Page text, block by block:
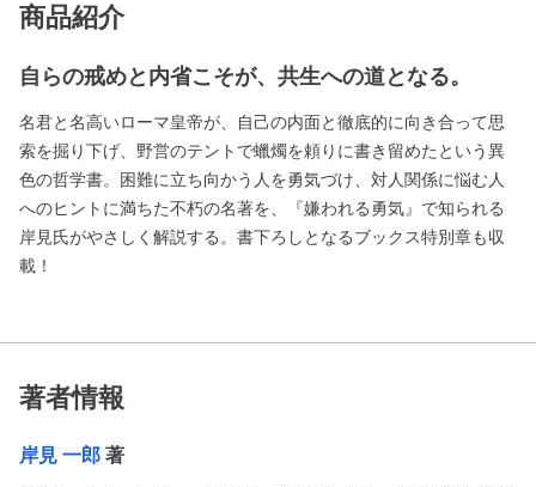
商品紹介
自らの戒めと内省こそが、共生への道となる。
名君と名高いローマ皇帝が、自己の内面と徹底的に向き合って思
索を掘り下げ、野営のテントで蠟燭を頼りに書き留めたという異
色の哲学書。困難に立ち向かう人を勇気づけ、対人関係に悩む人
へのヒントに満ちた不朽の名著を、『嫌われる勇気』で知られる
岸見氏がやさしく解説する。書下ろしとなるブックス特別章も収
載！
著者情報
岸見 一郎 著